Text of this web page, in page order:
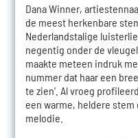
Dana Winner,
de meest herkenbare
Nederlandstalige
negentig onder de
maakte meteen indruk
nummer dat haar een
te zien'. Al vroeg
een warme, heldere
melodie.